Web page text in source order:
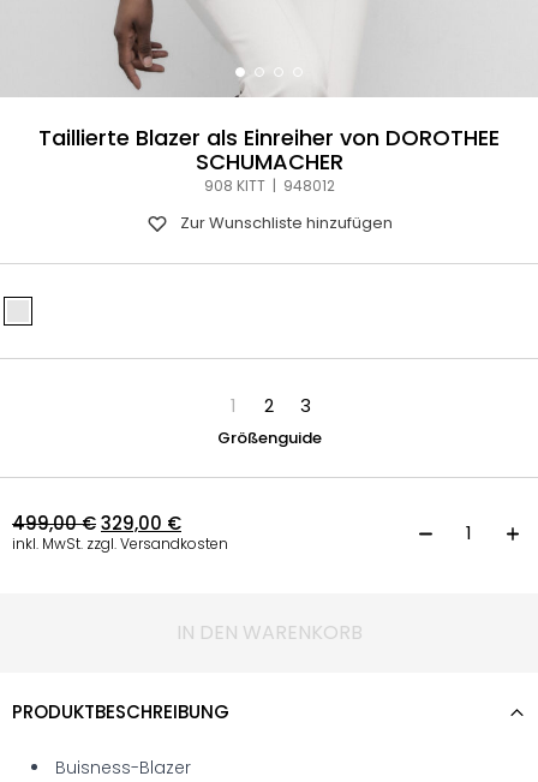
Taillierte Blazer als Einreiher von DOROTHEE
SCHUMACHER
908 KITT | 948012
Zur Wunschliste hinzufügen
1 2 3
Größenguide
499,00€329,00 €
inkl. MwSt. zzgl. Versandkosten
IN DEN WARENKORB
PRODUKTBESCHREIBUNG
Buisness-Blazer